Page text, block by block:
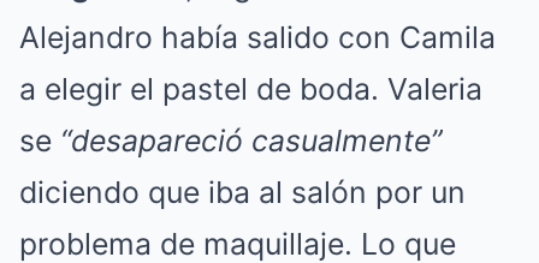
Alejandro había salido con Camila
a elegir el pastel de boda. Valeria
se “desapareció casualmente”
diciendo que iba al salón por un
problema de maquillaje. Lo que